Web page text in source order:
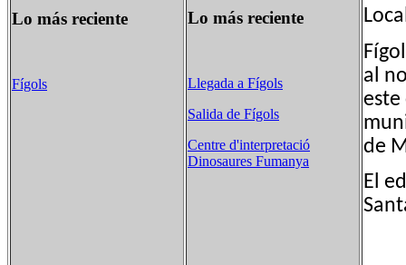
Lo más reciente
Fígols
Lo más reciente
Llegada a Fígols
Salida de Fígols
Centre d'interpretació
Dinosaures Fumanya
al
este
de
El